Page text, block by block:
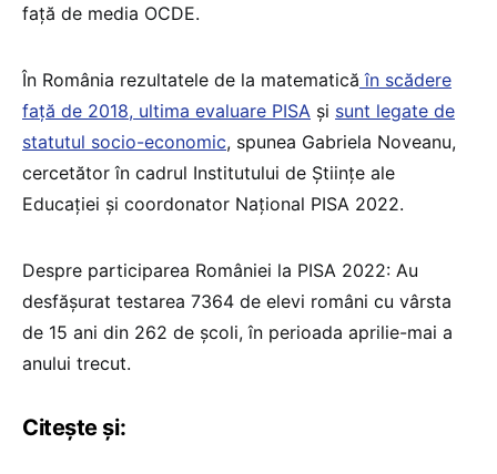
față de media OCDE.
În România rezultatele de la matematică în scădere
față de 2018, ultima evaluare PISA și sunt legate de
statutul socio-economic, spunea Gabriela Noveanu,
cercetător în cadrul Institutului de Științe ale
Educației și coordonator Național PISA 2022.
Despre participarea României la PISA 2022: Au
desfășurat testarea 7364 de elevi români cu vârsta
de 15 ani din 262 de școli, în perioada aprilie-mai a
anului trecut.
Citește și: